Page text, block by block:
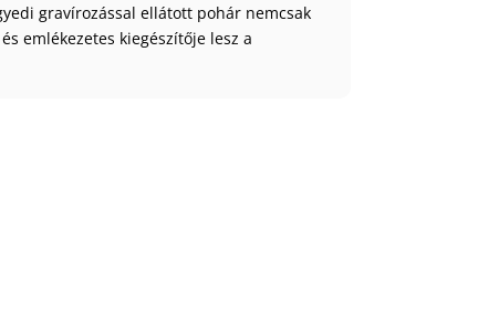
gravírozással ellátott pohár nemcsak
emlékezetes kiegészítője lesz a